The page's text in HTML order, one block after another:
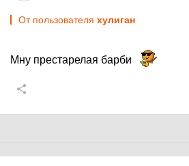
От пользователя хулиган
Мну престарелая барби